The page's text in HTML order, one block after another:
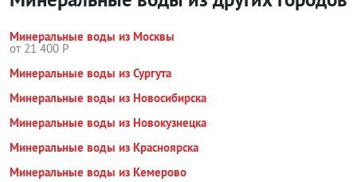
Минеральные воды из Москвы
от 21 400 Р
Минеральные воды из Сургута
Минеральные воды из Новосибирска
Минеральные воды из Новокузнецка
Минеральные воды из Красноярска
Минеральные воды из Кемерово